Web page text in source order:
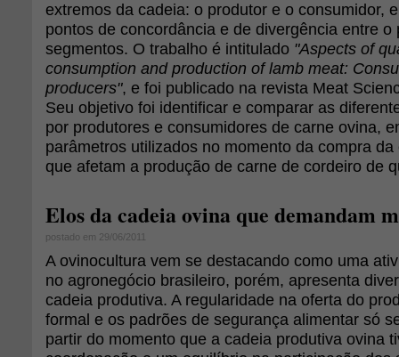
extremos da cadeia: o produtor e o consumidor,
pontos de concordância e de divergência entre o
segmentos. O trabalho é intitulado "Aspects of
consumption and production of lamb meat:
producers", e foi publicado na revista Meat
Seu objetivo foi identificar e comparar as
por produtores e consumidores de carne ovina,
parâmetros utilizados no momento da compra
que afetam a produção de carne de cordeiro de
Elos da cadeia ovina que demandam
postado em 29/06/2011
A ovinocultura vem se destacando como uma
no agronegócio brasileiro, porém, apresenta
cadeia produtiva. A regularidade na oferta do
formal e os padrões de segurança alimentar só
partir do momento que a cadeia produtiva ovina